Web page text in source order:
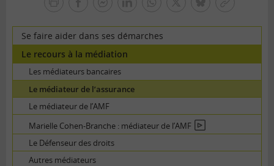
tous
Se faire aider dans ses démarches
Le recours à la médiation
Les médiateurs bancaires
Le médiateur de l’assurance
Le médiateur de l’AMF
Marielle Cohen-Branche : médiateur de l’AMF En
Le Défenseur des droits
Autres médiateurs